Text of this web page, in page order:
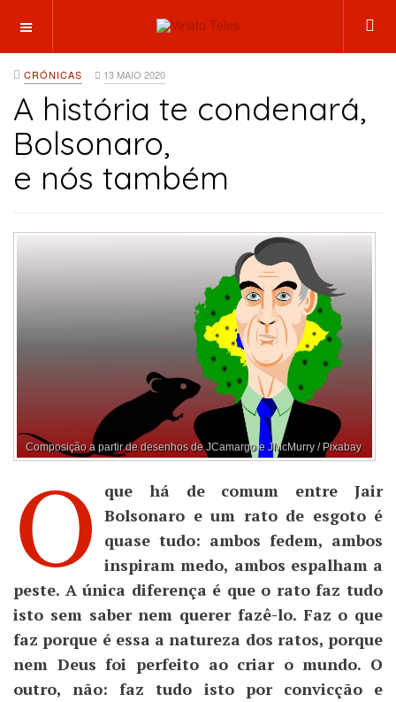
OFF CANVAS
CRÓNICAS 13 MAIO 2020
A história te condenará,
Bolsonaro,
e nós também
Composição a partir de desenhos de JCamargo e JMcMurry / Pixabay
O
que há de comum entre Jair
Bolsonaro e um rato de esgoto é
quase tudo: ambos fedem, ambos
inspiram medo, ambos espalham a
peste. A única diferença é que o rato faz tudo
isto sem saber nem querer fazê-lo. Faz o que
faz porque é essa a natureza dos ratos, porque
nem Deus foi perfeito ao criar o mundo. O
outro, não: faz tudo isto por convicção e